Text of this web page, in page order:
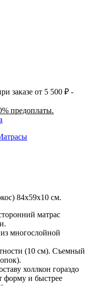
заказе от 5 500 ₽ -
предоплаты.
84х59х10 см.
матрас
многослойной
(10 см). Съемный
холлкон гораздо
форму и быстрее